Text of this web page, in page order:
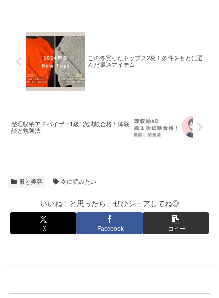
この冬買ったトップス2枚！条件をもとに選
んだ最適アイテム
整理収納アドバイザー1級1次試験合格！体験
談と勉強法
服と美容 冬に読みたい
いいね！と思ったら、ぜひシェアしてね◎
X Facebook コピー